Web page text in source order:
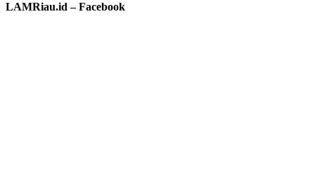
LAMRiau.id – Facebook